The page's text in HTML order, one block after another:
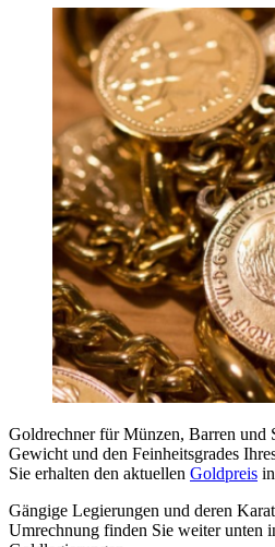
Goldrechner für Münzen, Barren und
Gewicht und den Feinheitsgrades
Sie erhalten den aktuellen Goldpreis
Gängige Legierungen und deren
Umrechnung finden Sie weiter unten